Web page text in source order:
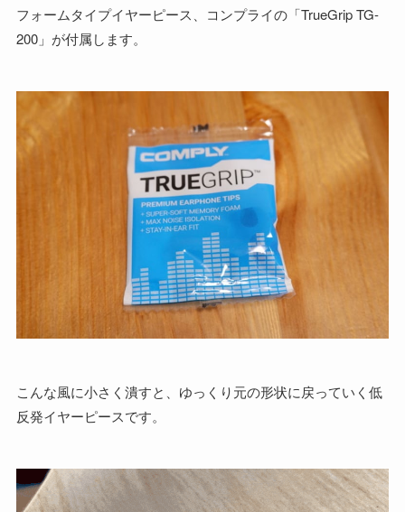
フォームタイプイヤーピース、コンプライの「TrueGrip TG-
200」が付属します。
こんな風に小さく潰すと、ゆっくり元の形状に戻っていく低
反発イヤーピースです。